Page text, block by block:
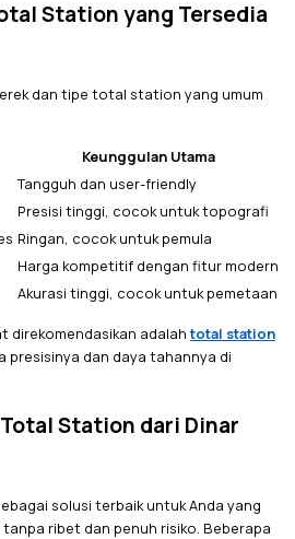
Station yang Tersedia
dan tipe total station yang umum
Keunggulan Utama
Tangguh dan user-friendly
Presisi tinggi, cocok untuk topografi
Ringan, cocok untuk pemula
Harga kompetitif dengan fitur modern
Akurasi tinggi, cocok untuk pemetaan
direkomendasikan adalahtotal station
presisinya dan daya tahannya di
Station dari Dinar
solusi terbaik untuk Anda yang
ribet dan penuh risiko. Beberapa